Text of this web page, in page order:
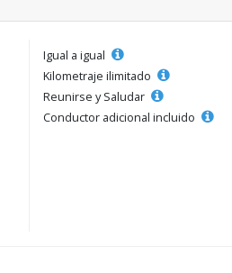
Igual a igual
Kilometraje ilimitado
Reunirse y Saludar
Conductor adicional incluido